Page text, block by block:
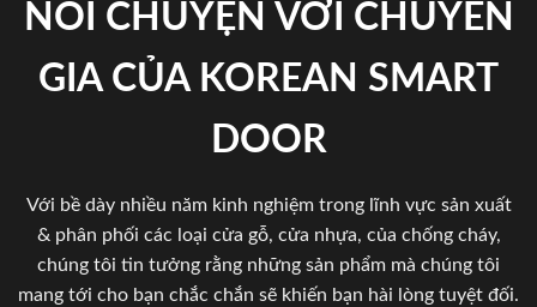
NÓI CHUYỆN VỚI CHUYÊN
GIA CỦA KOREAN SMART
DOOR
Với bề dày nhiều năm kinh nghiệm trong lĩnh vực sản xuất
& phân phối các loại cửa gỗ, cửa nhựa, của chống cháy,
chúng tôi tin tưởng rằng những sản phẩm mà chúng tôi
mang tới cho bạn chắc chắn sẽ khiến bạn hài lòng tuyệt đối.